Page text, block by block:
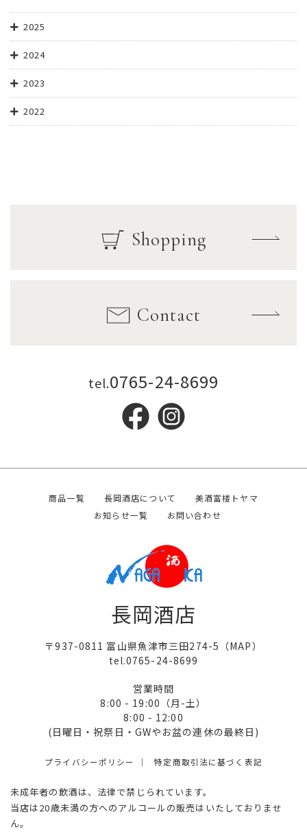
2025
2024
2023
2022
Shopping
Contact
tel.0765-24-8699
商品一覧 長岡酒店について
美酒富楼トヤマ
お知らせ一覧
お問い合わせ
長岡酒店
〒937-0811 富山県魚津市三田274-5（MAP）
tel.0765-24-8699
営業時間
8:00 - 19:00（月-土）
8:00 - 12:00
(日曜日・祝祭日・GWやお盆の連休の最終日)
プライバシーポリシー 特定商取引法に基づく表記
未成年者の飲酒は、法律で禁じられています。
当店は20歳未満の方へのアルコールの販売はいたしておりませ
ん。